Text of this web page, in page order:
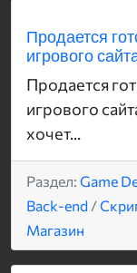
Продается
игрового
Продается
игрового
хочет...
Раздел: Game
Back-end /
Магазин